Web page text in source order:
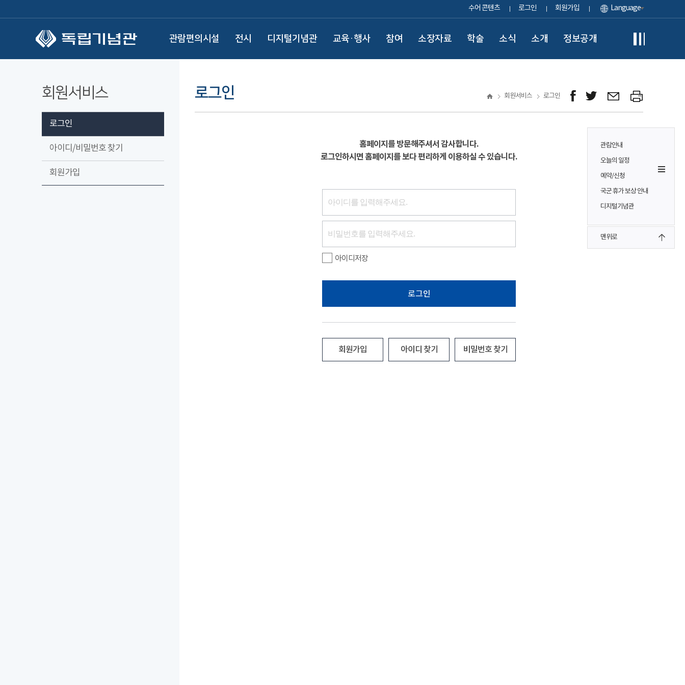
수어 콘텐츠 로그인 회원가입 Language
관람편의시설 전시 디지털기념관 교육·행사 참여 소장자료 학술 소식 소개 정보공개
관람안내
오늘의 일정
예약/신청
국군 휴가 보상 안내
디지털기념관
맨위로
회원서비스
로그인
아이디/비밀번호 찾기
회원가입
로그인 회원서비스 로그인
홈페이지를 방문해주셔서 감사합니다.
로그인하시면 홈페이지를 보다 편리하게 이용하실 수 있습니다.
아이디저장
로그인
회원가입 아이디 찾기 비밀번호 찾기